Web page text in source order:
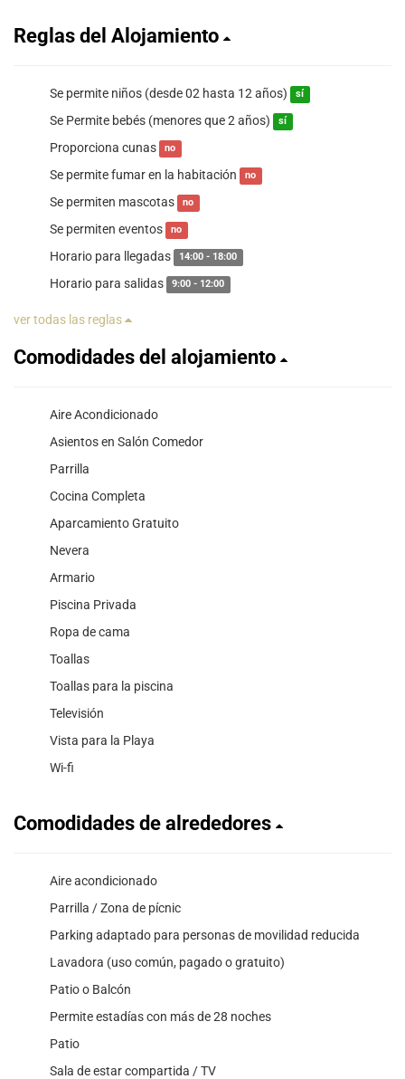
Reglas del Alojamiento
Se permite niños (desde 02 hasta 12 años) sí
Se Permite bebés (menores que 2 años) sí
Proporciona cunas no
Se permite fumar en la habitación no
Se permiten mascotas no
Se permiten eventos no
Horario para llegadas 14:00 - 18:00
Horario para salidas 9:00 - 12:00
ver todas las reglas
Comodidades del alojamiento
Aire Acondicionado
Asientos en Salón Comedor
Parrilla
Cocina Completa
Aparcamiento Gratuito
Nevera
Armario
Piscina Privada
Ropa de cama
Toallas
Toallas para la piscina
Televisión
Vista para la Playa
Wi-fi
Comodidades de alrededores
Aire acondicionado
Parrilla / Zona de pícnic
Parking adaptado para personas de movilidad reducida
Lavadora (uso común, pagado o gratuito)
Patio o Balcón
Permite estadías con más de 28 noches
Patio
Sala de estar compartida / TV